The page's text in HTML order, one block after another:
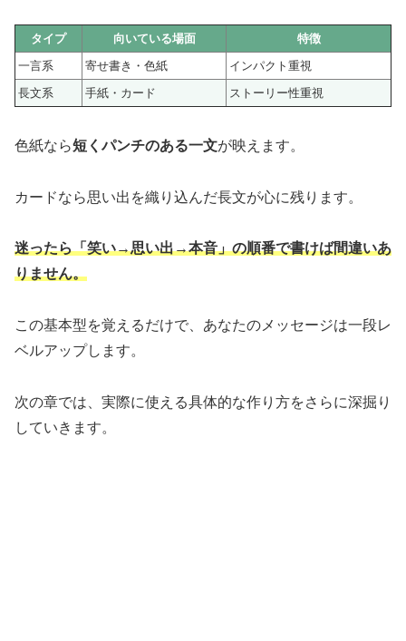
タイプ 向いている場面
特徴
一言系
寄せ書き・色紙
インパクト重視
長文系
手紙・カード ストーリー性重視
色紙なら短くパンチのある一文が映えます。
カードなら思い出を織り込んだ長文が心に残ります。
迷ったら「笑い→思い出→本音」の順番で書けば間違いあ
りません。
この基本型を覚えるだけで、あなたのメッセージは一段レ
ベルアップします。
次の章では、実際に使える具体的な作り方をさらに深掘り
していきます。